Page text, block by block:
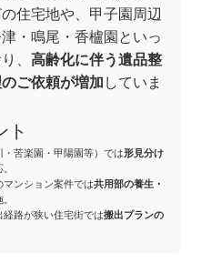
住宅地や、甲子園周辺
・鳴尾・香櫨園といっ
、 高齢化に伴う遺品整
ご依頼が増加 していま
ト
苦楽園・甲陽園等）では形見分け
ンション案件では共用部の養生・
路が狭い住宅街では搬出プランの